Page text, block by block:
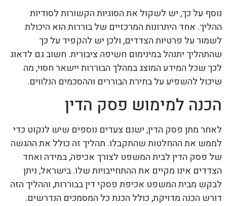
נוסף על כך, יש לשקול את הסוגיות הקשורות לסודיות
ההליך. אחד היתרונות המרכזיים של בוררות הוא היכולת
לשמור על פרטיות הצדדים, ולכן יש להקפיד על כך
שהתהליך יתנהל במינימום חשיפה ציבורית. חשוב גם לדאוג
לכך שכל המידע המוצג במהלך הבוררות יישאר חסוי, מה
שיכול להשפיע על בחירת הבוררים וההסכמים הנלווים.
הכנה למימוש פסק הדין
לאחר מתן פסק הדין, ישנם צעדים נוספים שיש לנקוט כדי
לממש את ההחלטות שהתקבלו. תהליך זה כולל את ההגשה
של פסק הדין לבית המשפט לצורך אכיפה, במידה ואחד
הצדדים אינו מקיים את ההתחייבויות שלו. בישראל, ניתן
לבקש מבית המשפט אכיפת פסקי דין בבוררות, וההליך הזה
דורש הכנה מדויקת, כולל הכנת כל המסמכים הנדרשים.